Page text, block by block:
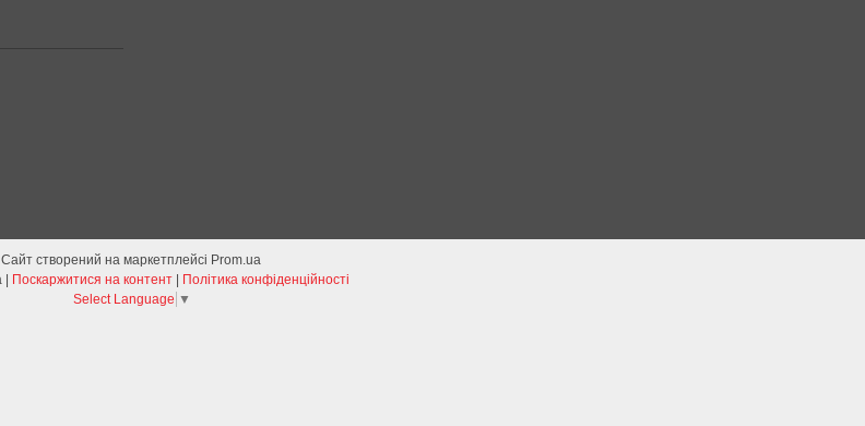
Сайт створений на маркетплейсі Prom.ua
Клімат Техніка | Поскаржитися на контент | Політика конфіденційності
Select Language ▼